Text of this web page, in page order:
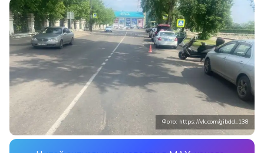
Фото: https://vk.com/gibdd_138